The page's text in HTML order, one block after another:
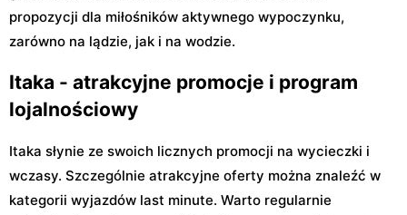
propozycji dla miłośników aktywnego wypoczynku,
zarówno na lądzie, jak i na wodzie.
Itaka - atrakcyjne promocje i program
lojalnościowy
Itaka słynie ze swoich licznych promocji na wycieczki i
wczasy. Szczególnie atrakcyjne oferty można znaleźć w
kategorii wyjazdów last minute. Warto regularnie